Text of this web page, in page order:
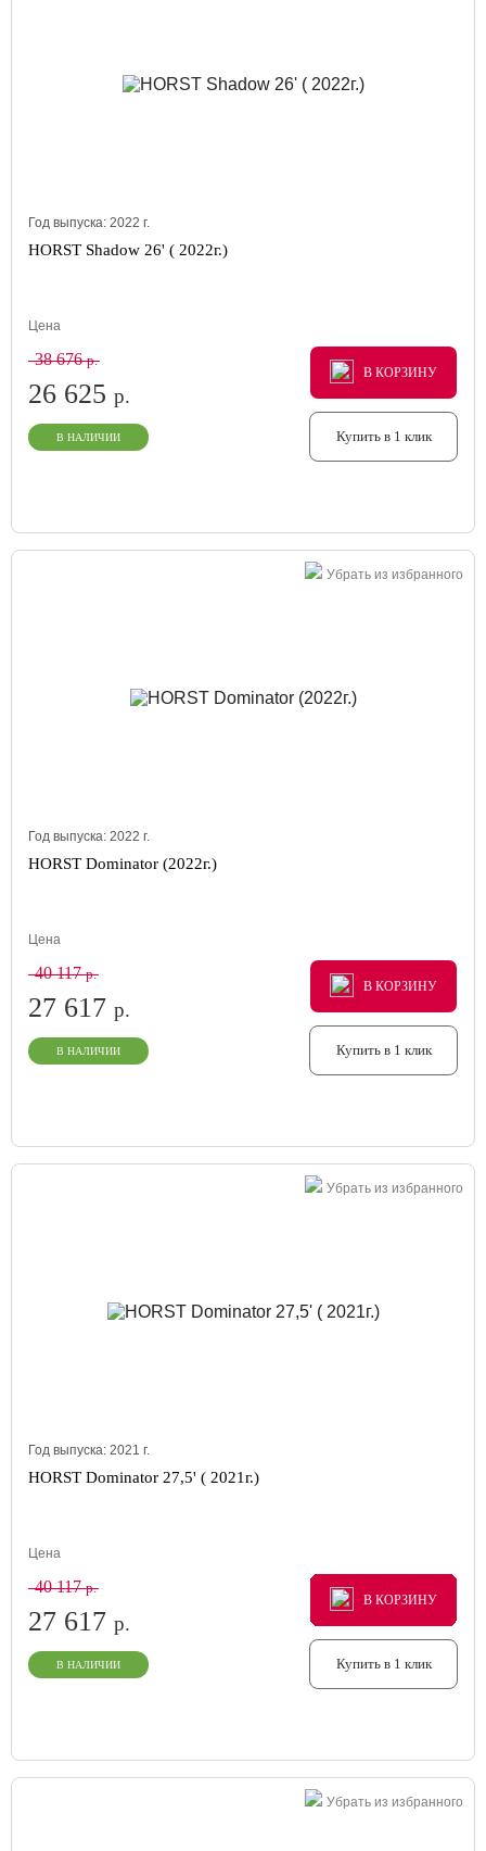
Год выпуска: 2022 г.
HORST Shadow 26' ( 2022г.)
Цена
38 676р.
26 625 р.
В НАЛИЧИИ
В КОРЗИНУ
В КОРЗИНУ
В КОРЗИНУ
Купить в 1 клик
Убрать из избранного
Год выпуска: 2022 г.
HORST Dominator (2022г.)
Цена
40 117р.
27 617 р.
В НАЛИЧИИ
В КОРЗИНУ
В КОРЗИНУ
В КОРЗИНУ
Купить в 1 клик
Убрать из избранного
Год выпуска: 2021 г.
HORST Dominator 27,5' ( 2021г.)
Цена
40 117р.
27 617 р.
В НАЛИЧИИ
В КОРЗИНУ
В КОРЗИНУ
В КОРЗИНУ
Купить в 1 клик
Убрать из избранного